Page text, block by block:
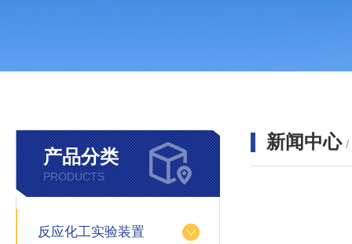
产品分类
PRODUCTS
反应化工实验装置
新闻中心 /